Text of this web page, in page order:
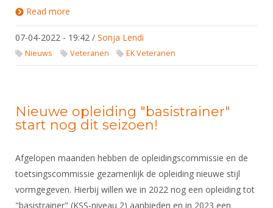
Historie
Bestuur
Commissies
Ereleden
Bondsbureau
Medewerkers
Samenwerking
Inschrijven
Reglementen
Materiaal
Wedstrijdkalender
KNAS Keurmerk
NK's
SBT
Talentontwikkeling
Internationale Titeltoernooien
Internationale aanmeldingen
Voor coaches en leraren
Nieuws
Opleidingen
Voor scheidsrechters
Nieuws
Read more
07-04-2022 - 19:42 / Sonja Lendi
Nieuws Veteranen EK Veteranen
Nieuwe opleiding "basistrainer"
start nog dit seizoen!
Afgelopen maanden hebben de opleidingscommissie en de
toetsingscommissie gezamenlijk de opleiding nieuwe stijl
vormgegeven. Hierbij willen we in 2022 nog een opleiding tot
"basistrainer" (KSS-niveau 2) aanbieden en in 2023 een